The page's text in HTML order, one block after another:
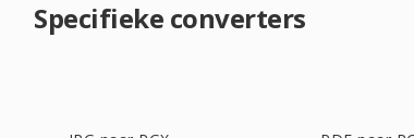
Specifieke converters